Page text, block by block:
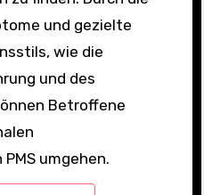
und gezielte
wie die
und des
Betroffene
umgehen.